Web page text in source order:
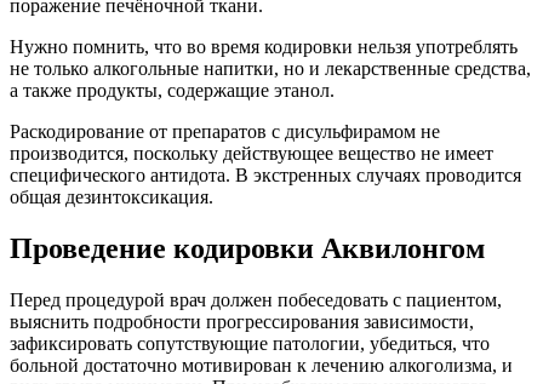
поражение печёночной ткани.
Нужно помнить, что во время кодировки нельзя употреблять
не только алкогольные напитки, но и лекарственные средства,
а также продукты, содержащие этанол.
Раскодирование от препаратов с дисульфирамом не
производится, поскольку действующее вещество не имеет
специфического антидота. В экстренных случаях проводится
общая дезинтоксикация.
Проведение кодировки Аквилонгом
Перед процедурой врач должен побеседовать с пациентом,
выяснить подробности прогрессирования зависимости,
зафиксировать сопутствующие патологии, убедиться, что
больной достаточно мотивирован к лечению алкоголизма, и